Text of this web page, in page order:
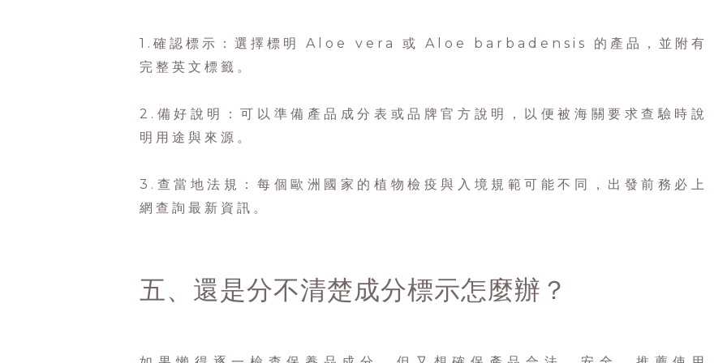
1.確認標示：選擇標明 Aloe vera 或 Aloe barbadensis 的產品，並附有
完整英文標籤。
2.備好說明：可以準備產品成分表或品牌官方說明，以便被海關要求查驗時說
明用途與來源。
3.查當地法規：每個歐洲國家的植物檢疫與入境規範可能不同，出發前務必上
網查詢最新資訊。
五、還是分不清楚成分標示怎麼辦？